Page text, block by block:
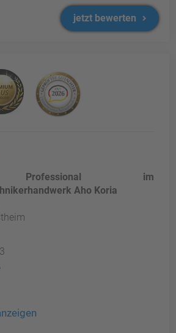
jetzt bewerten
Professional im
Aho Koria